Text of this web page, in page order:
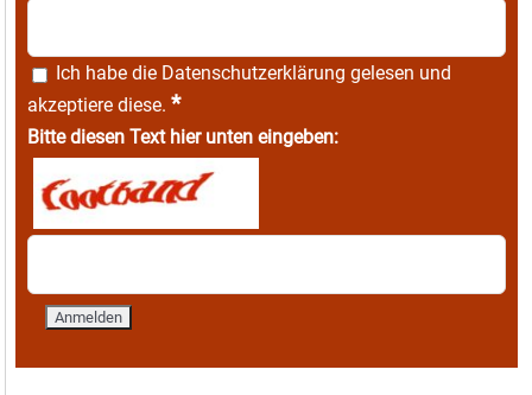
Ich habe die Datenschutzerklärung gelesen und
akzeptiere diese. *
Bitte diesen Text hier unten eingeben: